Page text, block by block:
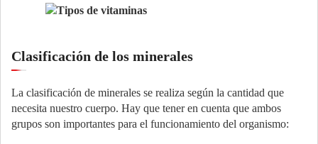
Clasificación de los minerales
La clasificación de minerales se realiza según la cantidad que
necesita nuestro cuerpo. Hay que tener en cuenta que ambos
grupos son importantes para el funcionamiento del organismo: